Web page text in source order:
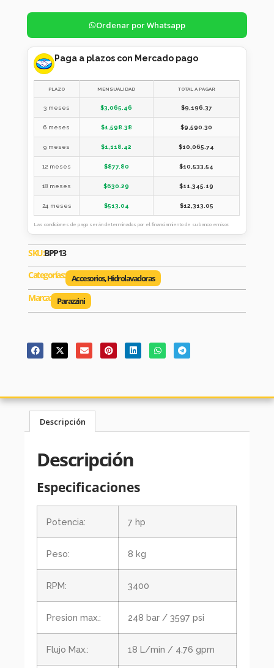
Ordenar por Whatsapp
Paga a plazos con Mercado pago
PLAZO MENSUALIDAD TOTAL A PAGAR
3 meses $3,065.46 $9,196.37
6 meses $1,598.38 $9,590.30
9 meses $1,118.42 $10,065.74
12 meses $877.80 $10,533.54
18 meses $630.29 $11,345.19
24 meses $513.04 $12,313.05
Las condiciones de pago serán determinados por el financiamiento de su banco emisor.
SKU:BPP13
Categorías: Accesorios,Hidrolavadoras
Marca: Parazzini
Descripción
Descripción
Especificaciones
Potencia: 7 hp
Peso: 8 kg
RPM: 3400
Presion max.: 248 bar / 3597 psi
Flujo Max.: 18 L/min / 4.76 gpm